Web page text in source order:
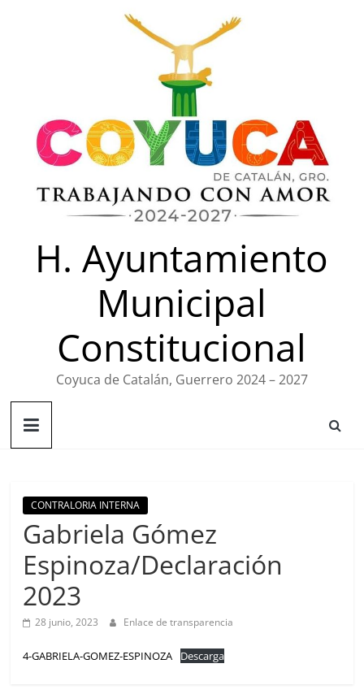
H. Ayuntamiento
Municipal
Constitucional
Coyuca de Catalán, Guerrero 2024 – 2027
CONTRALORIA INTERNA
Gabriela Gómez
Espinoza/Declaración
2023
28 junio, 2023 Enlace de transparencia
4-GABRIELA-GOMEZ-ESPINOZA Descarga